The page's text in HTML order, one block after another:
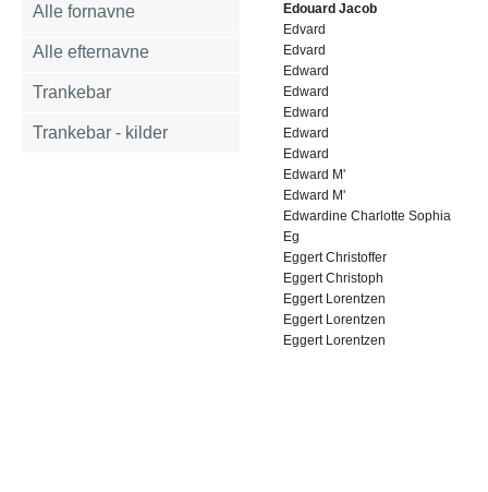
Alle fornavne
Alle efternavne
Trankebar
Trankebar - kilder
Edouard Jacob
Edvard
Edvard
Edward
Edward
Edward
Edward
Edward
Edward M'
Edward M'
Edwardine Charlotte Sophia
Eg
Eggert Christoffer
Eggert Christoph
Eggert Lorentzen
Eggert Lorentzen
Eggert Lorentzen